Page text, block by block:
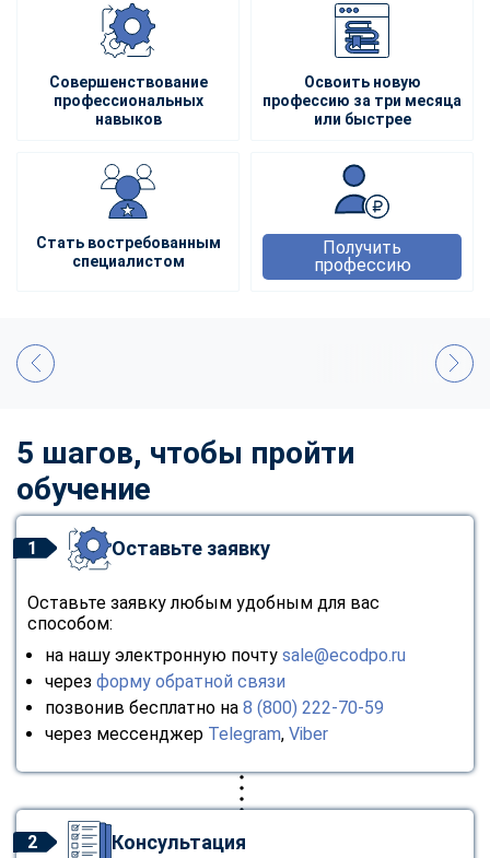
Совершенствование
профессиональных
навыков
Освоить новую
профессию за три месяца
или быстрее
Стать востребованным
специалистом
Получить
профессию
5 шагов, чтобы пройти
обучение
1 Оставьте заявку
Оставьте заявку любым удобным для вас
способом:
на нашу электронную почту sale@ecodpo.ru
через форму обратной связи
позвонив бесплатно на 8 (800) 222-70-59
через мессенджер Telegram, Viber
2 Консультация